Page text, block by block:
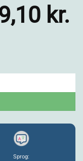
kr..
kr.
Sprog: